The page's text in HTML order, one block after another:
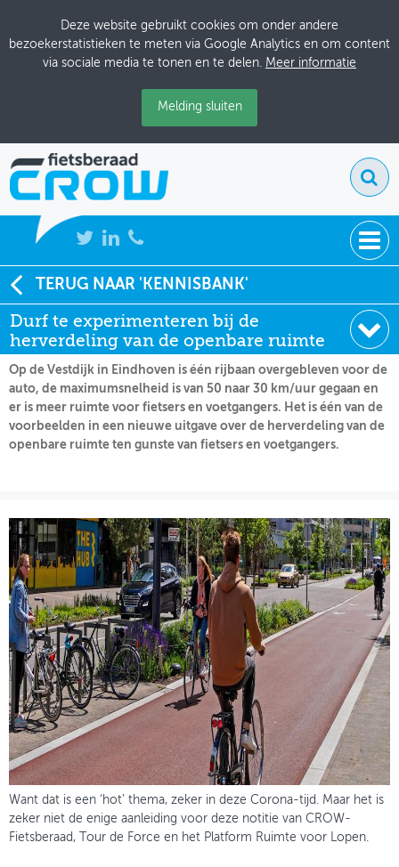
Deze website gebruikt cookies om onder andere
bezoekerstatistieken te meten via Google Analytics en om content
via sociale media te tonen en te delen. Meer informatie
Melding sluiten
NIEUWS
BIJEENKOMSTEN
KENNISBANK
ADRESSENBOEK
OVER FIETSBERAAD
GEBRUIKER
TERUG NAAR 'KENNISBANK'
Durf te experimenteren bij de
herverdeling van de openbare ruimte
Soort:
Nieuws Fietsberaad
Datum:
23-11-2020
Op de Vestdijk in Eindhoven is één rijbaan overgebleven voor de
auto, de maximumsnelheid is van 50 naar 30 km/uur gegaan en
er is meer ruimte voor fietsers en voetgangers. Het is één van de
voorbeelden in een nieuwe uitgave over de herverdeling van de
openbare ruimte ten gunste van fietsers en voetgangers.
Want dat is een ‘hot’ thema, zeker in deze Corona-tijd. Maar het is
zeker niet de enige aanleiding voor deze notitie van CROW-
Fietsberaad, Tour de Force en het Platform Ruimte voor Lopen.